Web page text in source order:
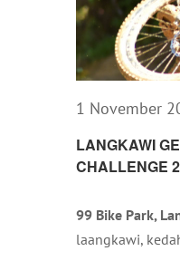
LANGKAWI
CHALLENGE
1 November
99 Bike Park,
laangkawi,